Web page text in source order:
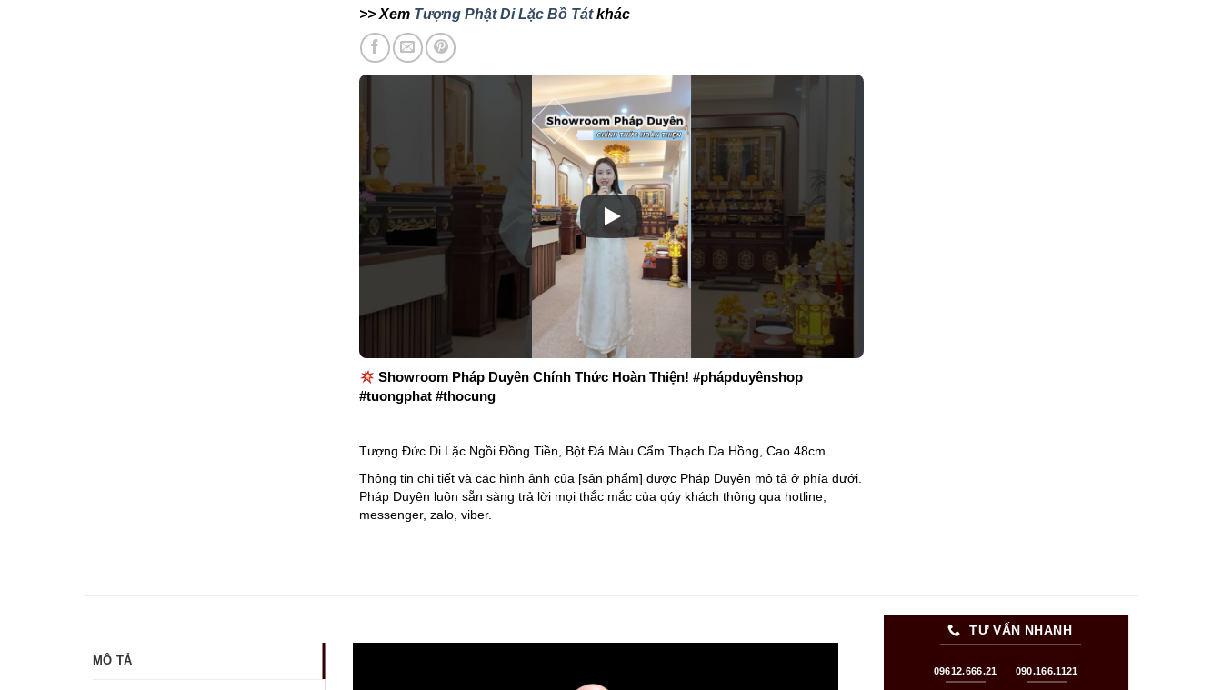
>> Xem Tượng Phật Di Lặc Bồ Tátkhác
Showroom Pháp Duyên Chính Thức Hoàn Thiện! #phápduyênshop
#tuongphat #thocung
Tượng Đức Di Lặc Ngồi Đồng Tiền, Bột Đá Màu Cẩm Thạch Da Hồng, Cao 48cm
Thông tin chi tiết và các hình ảnh của [sản phẩm] được Pháp Duyên mô tả ở phía dưới.
Pháp Duyên luôn sẵn sàng trả lời mọi thắc mắc của qúy khách thông qua hotline,
messenger, zalo, viber.
MÔ TẢ
TƯ VẤN NHANH
09612.666.21 090.166.1121